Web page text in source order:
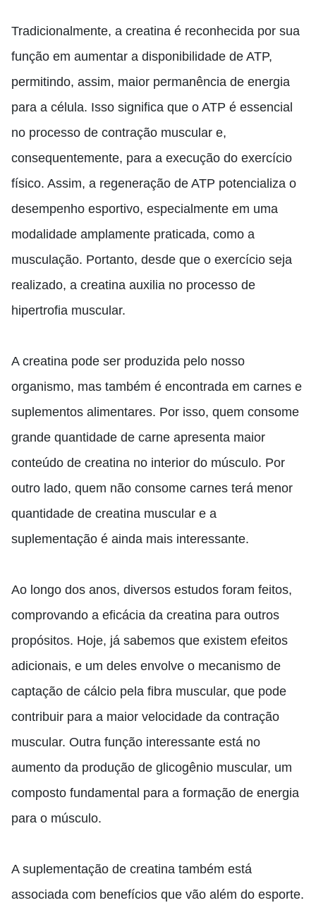
Tradicionalmente, a creatina é reconhecida por sua
função em aumentar a disponibilidade de ATP,
permitindo, assim, maior permanência de energia
para a célula. Isso significa que o ATP é essencial
no processo de contração muscular e,
consequentemente, para a execução do exercício
físico. Assim, a regeneração de ATP potencializa o
desempenho esportivo, especialmente em uma
modalidade amplamente praticada, como a
musculação. Portanto, desde que o exercício seja
realizado, a creatina auxilia no processo de
hipertrofia muscular.
A creatina pode ser produzida pelo nosso
organismo, mas também é encontrada em carnes e
suplementos alimentares. Por isso, quem consome
grande quantidade de carne apresenta maior
conteúdo de creatina no interior do músculo. Por
outro lado, quem não consome carnes terá menor
quantidade de creatina muscular e a
suplementação é ainda mais interessante.
Ao longo dos anos, diversos estudos foram feitos,
comprovando a eficácia da creatina para outros
propósitos. Hoje, já sabemos que existem efeitos
adicionais, e um deles envolve o mecanismo de
captação de cálcio pela fibra muscular, que pode
contribuir para a maior velocidade da contração
muscular. Outra função interessante está no
aumento da produção de glicogênio muscular, um
composto fundamental para a formação de energia
para o músculo.
A suplementação de creatina também está
associada com benefícios que vão além do esporte.